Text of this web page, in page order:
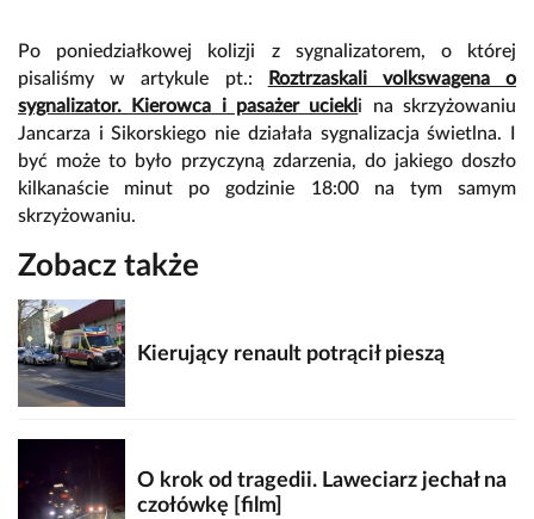
Po poniedziałkowej kolizji z sygnalizatorem, o której
pisaliśmy w artykule pt.:
Roztrzaskali volkswagena o
sygnalizator. Kierowca i pasażer uciekl i na skrzyżowaniu
Jancarza i Sikorskiego nie działała sygnalizacja świetlna. I
być może to było przyczyną zdarzenia, do jakiego doszło
kilkanaście minut po godzinie 18:00 na tym samym
skrzyżowaniu.
Zobacz także
Kierujący renault potrącił pieszą
O krok od tragedii. Laweciarz jechał na
czołówkę [film]